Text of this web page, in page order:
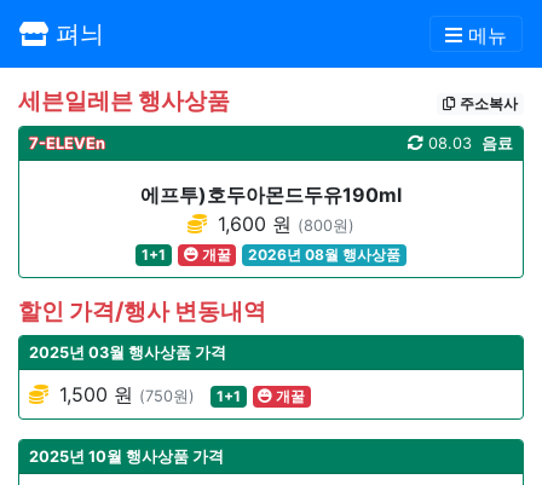
펴늬 메뉴
세븐일레븐 행사상품 주소복사
7-ELEVEn 음료
08.03
에프투)호두아몬드두유190ml
1,600 원 (800원)
1+1
개꿀 2026년 08월 행사상품
할인 가격/행사 변동내역
2025년 03월 행사상품 가격
1,500 원 (750원) 1+1 개꿀
2025년 10월 행사상품 가격